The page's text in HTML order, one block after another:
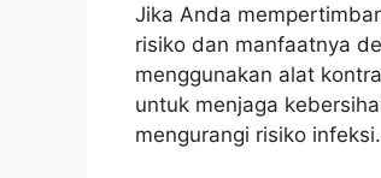
Jika Anda
risiko dan manfaatnya
menggunakan alat
untuk menjaga
mengurangi risiko infeksi.